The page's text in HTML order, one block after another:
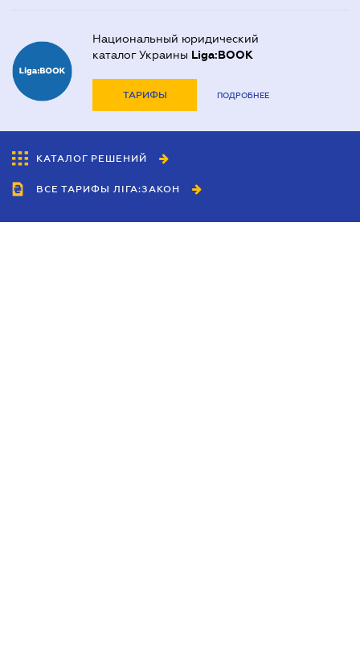
Национальный юридический
каталог Украины Liga:BOOK
ТАРИФЫ ПОДРОБНЕЕ
КАТАЛОГ РЕШЕНИЙ
ВСЕ ТАРИФЫ ЛІГА:ЗАКОН